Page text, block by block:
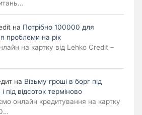
на Потрібно 100000 для
проблеми на рік
на картку від Lehko Credit –
на Візьму гроші в борг під
під відсоток терміново
онлайн кредитування на картку